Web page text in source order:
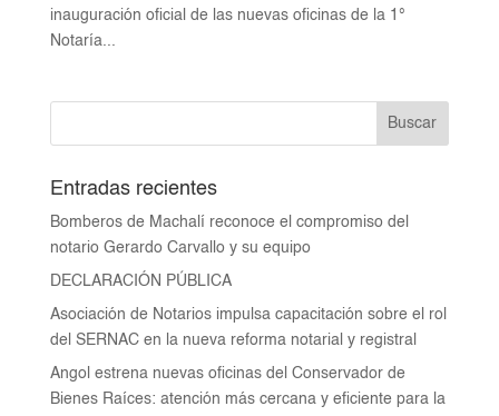
inauguración oficial de las nuevas oficinas de la 1°
Notaría...
Entradas recientes
Bomberos de Machalí reconoce el compromiso del
notario Gerardo Carvallo y su equipo
DECLARACIÓN PÚBLICA
Asociación de Notarios impulsa capacitación sobre el rol
del SERNAC en la nueva reforma notarial y registral
Angol estrena nuevas oficinas del Conservador de
Bienes Raíces: atención más cercana y eficiente para la